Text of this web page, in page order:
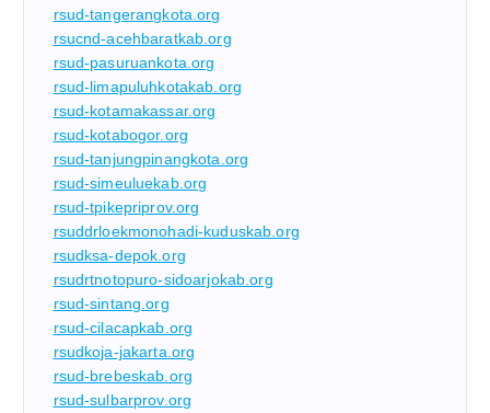
rsud-tangerangkota.org
rsucnd-acehbaratkab.org
rsud-pasuruankota.org
rsud-limapuluhkotakab.org
rsud-kotamakassar.org
rsud-kotabogor.org
rsud-tanjungpinangkota.org
rsud-simeuluekab.org
rsud-tpikepriprov.org
rsuddrloekmonohadi-kuduskab.org
rsudksa-depok.org
rsudrtnotopuro-sidoarjokab.org
rsud-sintang.org
rsud-cilacapkab.org
rsudkoja-jakarta.org
rsud-brebeskab.org
rsud-sulbarprov.org